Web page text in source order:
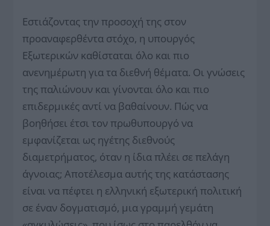
Εστιάζοντας την προσοχή της στον
προαναφερθέντα στόχο, η υπουργός
Εξωτερικών καθίσταται όλο και πιο
ανενημέρωτη για τα διεθνή θέματα. Οι γνώσεις
της παλιώνουν και γίνονται όλο και πιο
επιδερμικές αντί να βαθαίνουν. Πώς να
βοηθήσει έτσι τον πρωθυπουργό να
εμφανίζεται ως ηγέτης διεθνούς
διαμετρήματος, όταν η ίδια πλέει σε πελάγη
άγνοιας; Αποτέλεσμα αυτής της κατάστασης
είναι να πέφτει η ελληνική εξωτερική πολιτική
σε έναν δογματισμό, μια γραμμή γεμάτη